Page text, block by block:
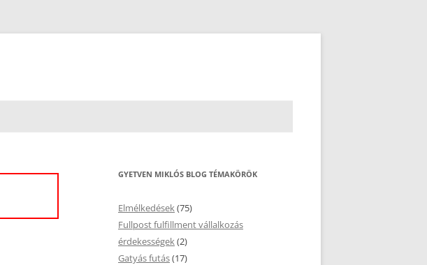
GYETVEN MIKLÓS BLOG TÉMAKÖRÖK
Elmélkedések(75)
Fullpost fulfillment vállalkozás
érdekességek(2)
Gatyás futás(17)